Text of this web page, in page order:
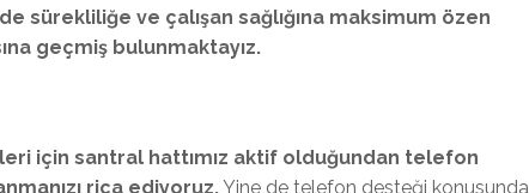
sürekliliğe ve çalışan sağlığına maksimum özen
geçmiş bulunmaktayız.
için santral hattımız aktif olduğundan telefon
rica ediyoruz.Yine de telefon desteği konusunda